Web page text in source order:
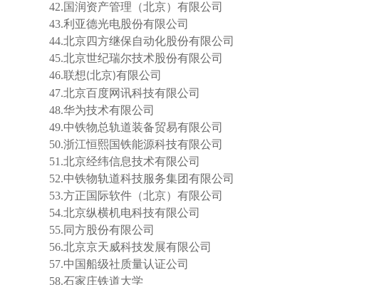
42.国润资产管理（北京）有限公司
43.利亚德光电股份有限公司
44.北京四方继保自动化股份有限公司
45.北京世纪瑞尔技术股份有限公司
46.联想(北京)有限公司
47.北京百度网讯科技有限公司
48.华为技术有限公司
49.中铁物总轨道装备贸易有限公司
50.浙江恒熙国铁能源科技有限公司
51.北京经纬信息技术有限公司
52.中铁物轨道科技服务集团有限公司
53.方正国际软件（北京）有限公司
54.北京纵横机电科技有限公司
55.同方股份有限公司
56.北京京天威科技发展有限公司
57.中国船级社质量认证公司
58.石家庄铁道大学